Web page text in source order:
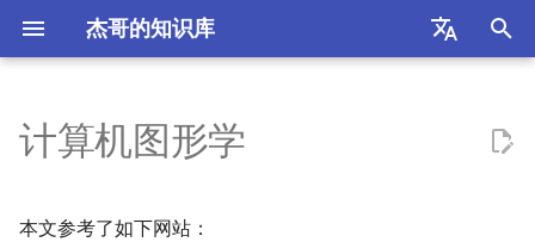
杰哥的知识库
在
菠菜炒鸡蛋
炒合菜
近似公约数问题
Divisor Problem）
华为昇腾 NPU
异步 SRAM
抽象代数
傅立叶变换
以太网
InfiniBand
齐次坐标
坐标变换
飞机
希腊
计算机图形学
本文参考了如下网站：